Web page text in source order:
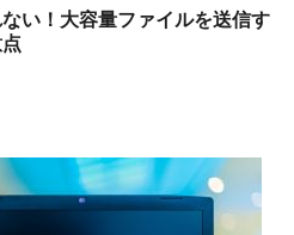
い！大容量ファイルを送信す